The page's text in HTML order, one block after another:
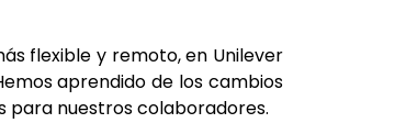
flexible y remoto, en Unilever
aprendido de los cambios
para nuestros colaboradores.